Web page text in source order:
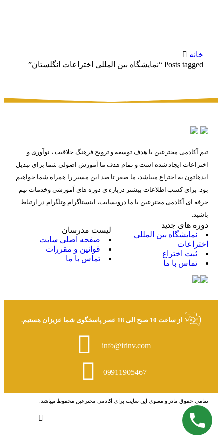
خانه
Posts tagged “نمایشگاه بین المللی اختراعات انگلستان”
تیم آکادمی مخترعین با هدف توسعه و ترویج فرهنگ خلاقیت ، نوآوری و
اختراعات ایجاد شده است و تمام هدف ما آموزش اصولی شما برای تبدیل
ایدهاتون به اختراع میباشد، ما صفر تا صد این مسیر را همراه شما خواهیم
بود. برای کسب اطلاعات بیشتر درباره ی دوره های آموزشی وخدمات تیم
حرفه ای آکادمی مخترعین با ما دروبسایت، اینستاگرام وتلگرام در ارتباط
باشید.
دوره های جدید
نمایشگاه بین المللی
اختراعات
ثبت اختراع
تماس با ما
لیست مدرسان
صفحه اصلی سایت
قوانین و مقررات
تماس با ما
از ساعت 10 صبح الی 18 عصر پاسخگوی شما عزیزان هستیم.
info@irinv.com
09911905467
تمامی حقوق مادر و معنوی این سایت برای آکادمی مخترعین محفوظ میباشد.